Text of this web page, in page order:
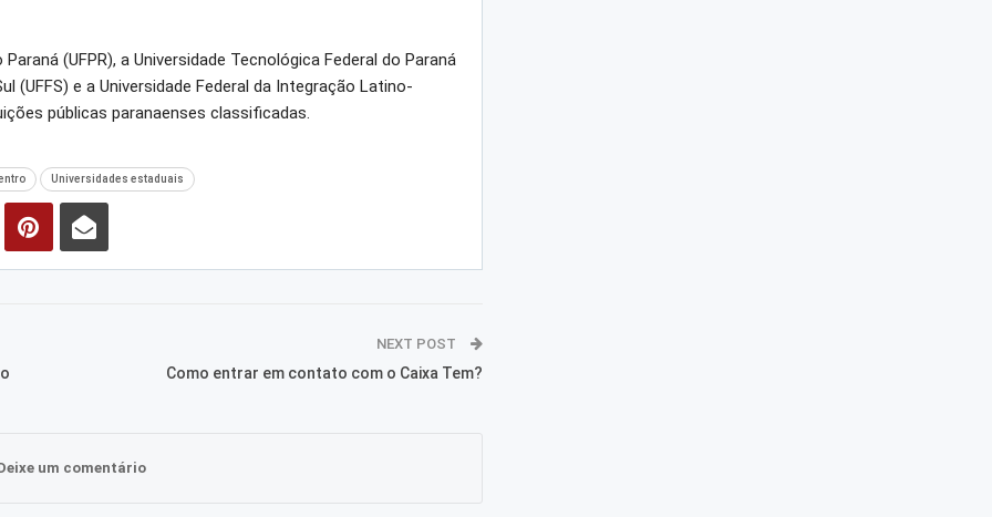
(UFPR), a Universidade Tecnológica Federal do Paraná
(UFFS) e a Universidade Federal da Integração Latino-
públicas paranaenses classificadas.
Universidades estaduais
NEXT POST
Como entrar em contato com o Caixa Tem?
um comentário